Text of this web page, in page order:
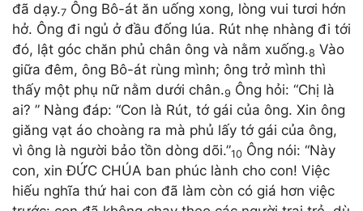
đã dạy.7 Ông Bô-át ăn uống xong, lòng vui tươi hớn
hở. Ông đi ngủ ở đầu đống lúa. Rút nhẹ nhàng đi tới
đó, lật góc chăn phủ chân ông và nằm xuống.8 Vào
giữa đêm, ông Bô-át rùng mình; ông trở mình thì
thấy một phụ nữ nằm dưới chân.9 Ông hỏi: “Chị là
ai? ” Nàng đáp: “Con là Rút, tớ gái của ông. Xin ông
giăng vạt áo choàng ra mà phủ lấy tớ gái của ông,
vì ông là người bảo tồn dòng dõi.”10 Ông nói: “Này
con, xin ĐỨC CHÚA ban phúc lành cho con! Việc
hiếu nghĩa thứ hai con đã làm còn có giá hơn việc